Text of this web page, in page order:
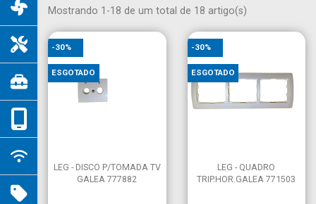
Mostrando 1-18 de um total de 18 artigo(s)
Vista rápida
LEG - DISCO P/TOMADA TV
GALEA 777882
-30%
ESGOTADO
 Vista rápida
LEG - QUADRO
TRIP.HOR.GALEA 771503
-30%
ESGOTADO